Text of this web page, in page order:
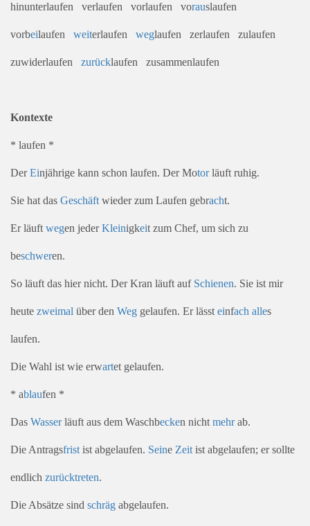
hinunterlaufen verlaufen vorlaufen vorauslaufen
vorbeilaufen weiterlaufen weglaufen zerlaufen zulaufen
zuwiderlaufen zurücklaufen zusammenlaufen
Kontexte
* laufen *
DerEinjährige kann schon laufen. Der Motorläuft ruhig.
Sie hat das Geschäft wieder zum Laufen gebracht.
Er läuft wegen jederKleinigkeit zum Chef, um sich zu
beschweren.
So läuft das hier nicht. Der Kran läuft auf Schienen. Sie ist mir
heute zweimal über den Weg gelaufen. Er lässt einfach alles
laufen.
Die Wahl ist wie erwartet gelaufen.
* ablaufen *
Das Wasserläuft aus dem Waschbecken nicht mehrab.
Die Antragsfrist ist abgelaufen. Seine Zeit ist abgelaufen; er sollte
endlich zurücktreten.
Die Absätze sind schräg abgelaufen.